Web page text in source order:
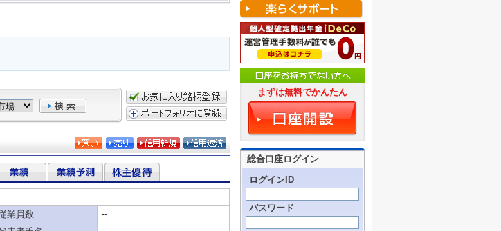
まずは無料でかんたん
総合口座ログイン
ログインID
パスワード